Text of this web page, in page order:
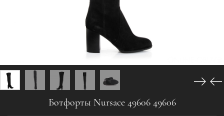
Ботфорты Nursace 49606 49606